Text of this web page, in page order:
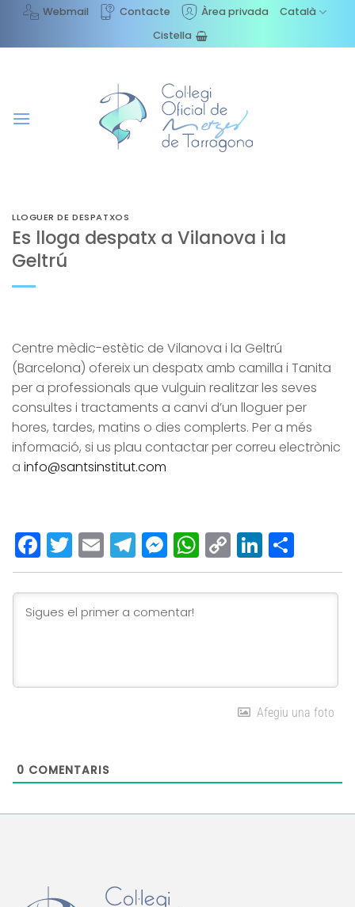
content
Webmail Contacte Àrea privada
Català
Cistella
LLOGUER DE DESPATXOS
Es lloga despatx a Vilanova i la
Geltrú
Centre mèdic-estètic de Vilanova i la Geltrú
(Barcelona) ofereix un despatx amb camilla i Tanita
per a professionals que vulguin realitzar les seves
consultes i tractaments a canvi d’un lloguer per
hores, tardes, matins o dies complerts. Per a més
informació, si us plau contactar per correu electrònic
a info@santsinstitut.com
Facebook
Twitter
EmailTelegram
Messenger
WhatsApp
Copy
Link
Afegiu una foto
0 COMENTARIS